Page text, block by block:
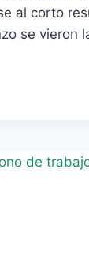
al corto
se vieron